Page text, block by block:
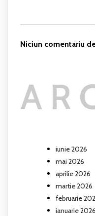
Niciun comentariu
iunie 2026
mai 2026
aprilie 2026
martie 2026
februarie
ianuarie 2026